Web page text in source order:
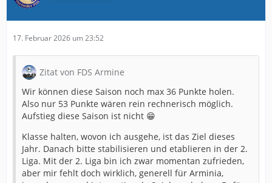
17. Februar 2026 um 23:52
Zitat von FDS Armine
Wir können diese Saison noch max 36 Punkte holen.
Also nur 53 Punkte wären rein rechnerisch möglich.
Aufstieg diese Saison ist nicht 😁
Klasse halten, wovon ich ausgehe, ist das Ziel dieses
Jahr. Danach bitte stabilisieren und etablieren in der 2.
Liga. Mit der 2. Liga bin ich zwar momentan zufrieden,
aber mir fehlt doch wirklich, generell für Arminia,